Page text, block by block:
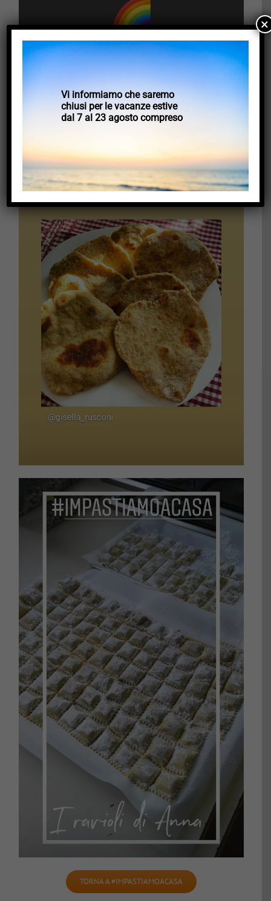
TORNA A #IMPASTIAMOACASA
Vi informiamo che saremo
chiusi per le vacanze estive
dal 7 al 23 agosto compreso
×